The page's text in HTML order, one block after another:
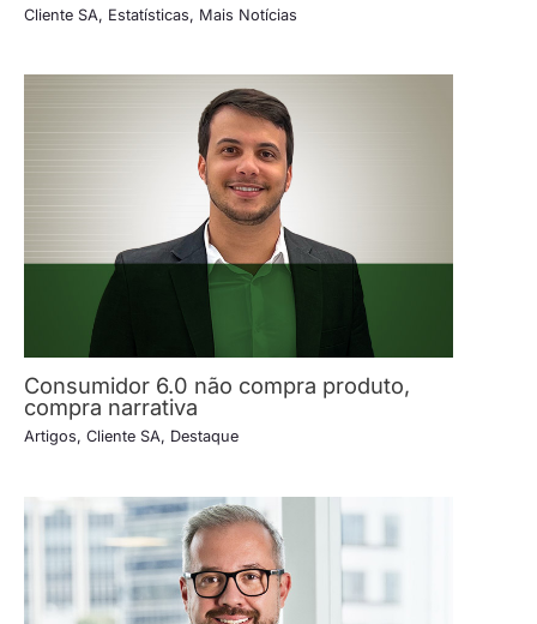
Cliente SA, Estatísticas, Mais Notícias
Consumidor 6.0 não compra produto,
compra narrativa
Artigos, Cliente SA, Destaque